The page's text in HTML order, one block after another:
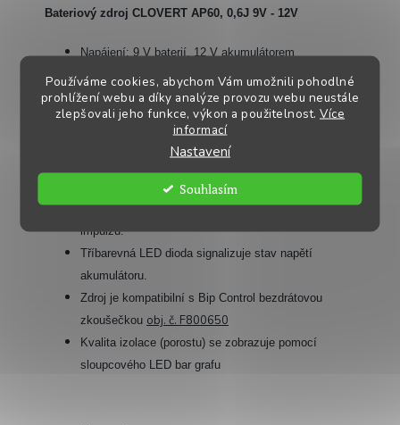
Používáme cookies, abychom Vám umožnili pohodlné
prohlížení webu a díky analýze provozu webu neustále
zlepšovali jeho funkce, výkon a použitelnost. Více
informací
Nastavení
Souhlasím
Bateriový zdroj CLOVERT AP60, 0,6J 9V - 12V
Napájení: 9 V baterií, 12 V akumulátorem
32Ah/12V obj. č. F800009
a síťovým zdrojem
Určeno zejména pro koně a citlivá zvířata, pro delší
ohrady do 6 km
Ochrana - při poklesu napětí se zdroj automaticky
přepne do ECO režimu, kdy je v činnosti jeden z pěti
impulzů.
Tříbarevná LED dioda signalizuje stav napětí
akumulátoru.
Zdroj je kompatibilní s Bip Control bezdrátovou
zkoušečkou obj. č. F800650
Kvalita izolace (porostu) se zobrazuje pomocí
sloupcového LED bar grafu